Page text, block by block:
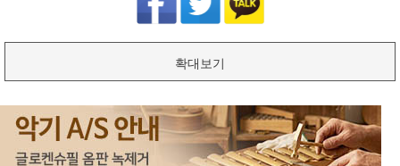
확대보기